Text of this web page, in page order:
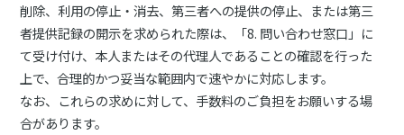
削除、利用の停止・消去、第三者への提供の停止、または第三
者提供記録の開示を求められた際は、「8. 問い合わせ窓口」に
て受け付け、本人またはその代理人であることの確認を行った
上で、合理的かつ妥当な範囲内で速やかに対応します。
なお、これらの求めに対して、手数料のご負担をお願いする場
合があります。